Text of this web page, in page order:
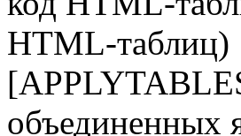
HTML-таблиц)
объединенных